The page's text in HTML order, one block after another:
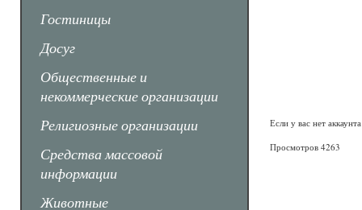
Гостиницы
Досуг
Общественные и
некоммерческие организации
Религиозные организации
Средства массовой
информации
Животные
Если у вас нет
Просмотров 4263